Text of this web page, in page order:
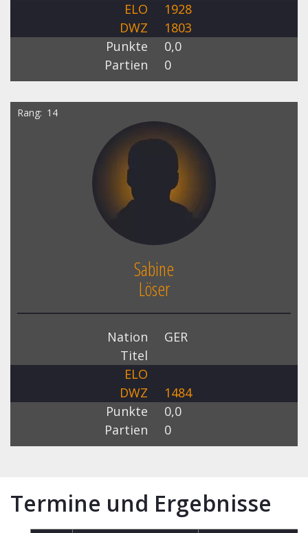
ELO
1928
DWZ
1803
Punkte
0,0
Partien
0
Rang 14
Sabine
Löser
Nation
GER
Titel
ELO
DWZ
1484
Punkte
0,0
Partien
0
Termine und Ergebnisse